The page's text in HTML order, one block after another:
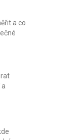
a co